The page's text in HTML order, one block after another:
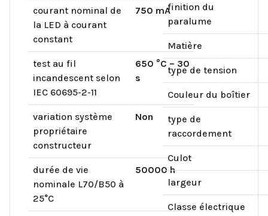
courant nominal de
la LED à courant
constant
750 mA
test au fil
incandescent selon
IEC 60695-2-11
650 °C – 30
s
variation système
propriétaire
constructeur
Non
durée de vie
nominale L70/B50 à
25°C
50000 h
finition du
paralume
Matière
type de tension
Couleur du boîtier
type de
raccordement
Culot
largeur
Classe électrique